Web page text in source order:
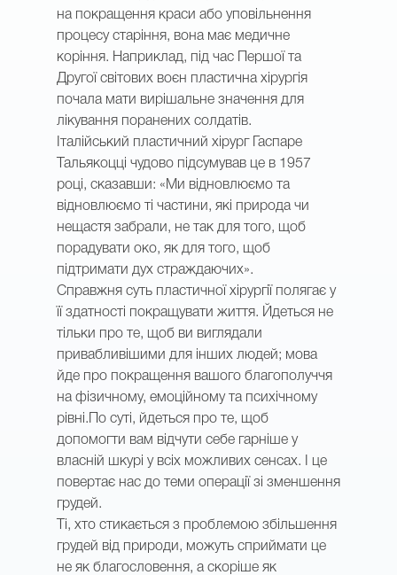
на покращення краси або уповільнення
процесу старіння, вона має медичне
коріння. Наприклад, під час Першої та
Другої світових воєн пластична хірургія
почала мати вирішальне значення для
лікування поранених солдатів.
Італійський пластичний хірург Гаспаре
Тальякоцці чудово підсумував це в 1957
році, сказавши: «Ми відновлюємо та
відновлюємо ті частини, які природа чи
нещастя забрали, не так для того, щоб
порадувати око, як для того, щоб
підтримати дух страждаючих».
Справжня суть пластичної хірургії полягає у
її здатності покращувати життя. Йдеться не
тільки про те, щоб ви виглядали
привабливішими для інших людей; мова
йде про покращення вашого благополуччя
на фізичному, емоційному та психічному
рівні.По суті, йдеться про те, щоб
допомогти вам відчути себе гарніше у
власній шкурі у всіх можливих сенсах. І це
повертає нас до теми операції зі зменшення
грудей.
Ті, хто стикається з проблемою збільшення
грудей від природи, можуть сприймати це
не як благословення, а скоріше як